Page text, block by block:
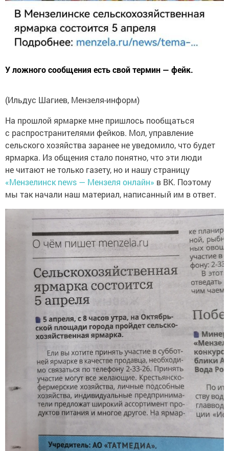
У ложного сообщения есть свой термин — фейк.
(Ильдус Шагиев, Мензеля-информ)
На прошлой ярмарке мне пришлось пообщаться
с распространителями фейков. Мол, управление
сельского хозяйства заранее не уведомило, что будет
ярмарка. Из общения стало понятно, что эти люди
не читают не только газету, но и нашу страницу
«Мензелинск news — Мензеля онлайн» в ВК. Поэтому
мы так начали наш материал, написанный им в ответ.